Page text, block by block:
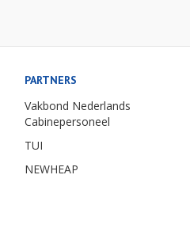
PARTNERS
Vakbond Nederlands
Cabinepersoneel
TUI
NEWHEAP